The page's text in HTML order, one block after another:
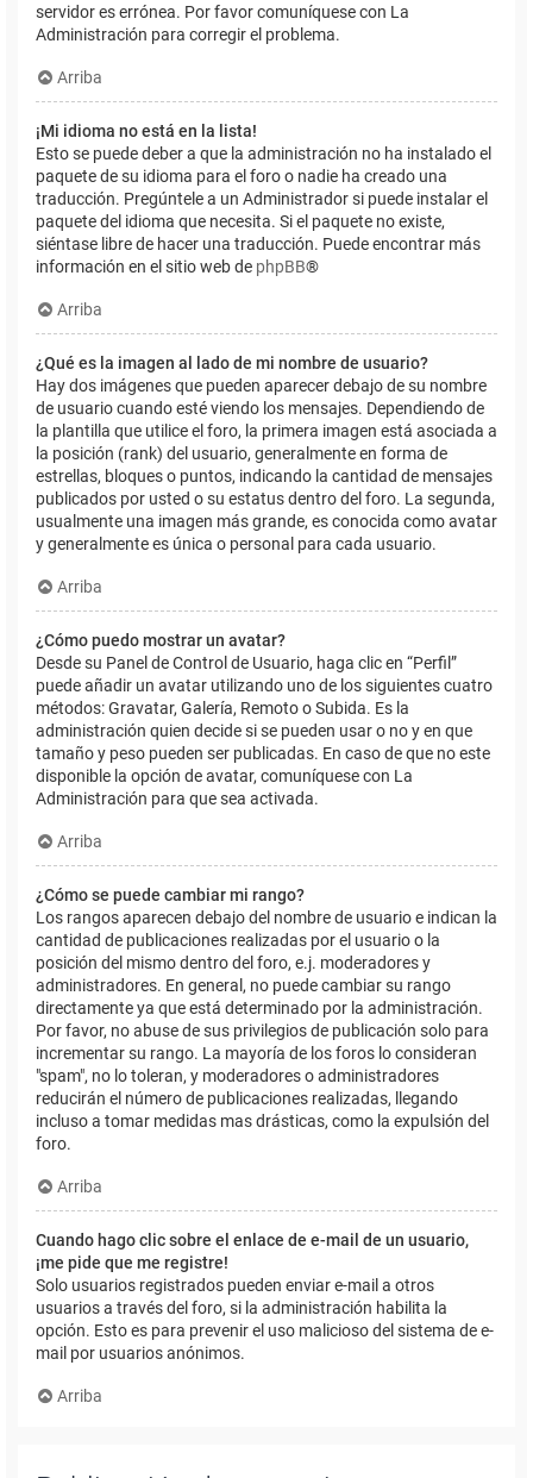
servidor es errónea. Por favor comuníquese con La
Administración para corregir el problema.
Arriba
¡Mi idioma no está en la lista!
Esto se puede deber a que la administración no ha instalado el
paquete de su idioma para el foro o nadie ha creado una
traducción. Pregúntele a un Administrador si puede instalar el
paquete del idioma que necesita. Si el paquete no existe,
siéntase libre de hacer una traducción. Puede encontrar más
información en el sitio web de phpBB®
Arriba
¿Qué es la imagen al lado de mi nombre de usuario?
Hay dos imágenes que pueden aparecer debajo de su nombre
de usuario cuando esté viendo los mensajes. Dependiendo de
la plantilla que utilice el foro, la primera imagen está asociada a
la posición (rank) del usuario, generalmente en forma de
estrellas, bloques o puntos, indicando la cantidad de mensajes
publicados por usted o su estatus dentro del foro. La segunda,
usualmente una imagen más grande, es conocida como avatar
y generalmente es única o personal para cada usuario.
Arriba
¿Cómo puedo mostrar un avatar?
Desde su Panel de Control de Usuario, haga clic en “Perfil”
puede añadir un avatar utilizando uno de los siguientes cuatro
métodos: Gravatar, Galería, Remoto o Subida. Es la
administración quien decide si se pueden usar o no y en que
tamaño y peso pueden ser publicadas. En caso de que no este
disponible la opción de avatar, comuníquese con La
Administración para que sea activada.
Arriba
¿Cómo se puede cambiar mi rango?
Los rangos aparecen debajo del nombre de usuario e indican la
cantidad de publicaciones realizadas por el usuario o la
posición del mismo dentro del foro, e.j. moderadores y
administradores. En general, no puede cambiar su rango
directamente ya que está determinado por la administración.
Por favor, no abuse de sus privilegios de publicación solo para
incrementar su rango. La mayoría de los foros lo consideran
"spam", no lo toleran, y moderadores o administradores
reducirán el número de publicaciones realizadas, llegando
incluso a tomar medidas mas drásticas, como la expulsión del
foro.
Arriba
Cuando hago clic sobre el enlace de e-mail de un usuario,
¡me pide que me registre!
Solo usuarios registrados pueden enviar e-mail a otros
usuarios a través del foro, si la administración habilita la
opción. Esto es para prevenir el uso malicioso del sistema de e-
mail por usuarios anónimos.
Arriba